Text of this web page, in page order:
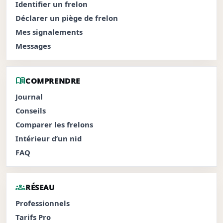
Identifier un frelon
Déclarer un piège de frelon
Mes signalements
Messages
menu_bookCOMPRENDRE
Journal
Conseils
Comparer les frelons
Intérieur d’un nid
FAQ
groupsRÉSEAU
Professionnels
Tarifs Pro